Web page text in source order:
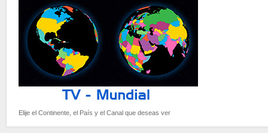
Elije el Continente, el País y el Canal que deseas ver